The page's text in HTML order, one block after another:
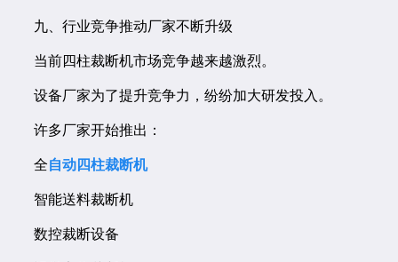
九、行业竞争推动厂家不断升级
当前四柱裁断机市场竞争越来越激烈。
设备厂家为了提升竞争力，纷纷加大研发投入。
许多厂家开始推出：
全自动四柱裁断机
智能送料裁断机
数控裁断设备